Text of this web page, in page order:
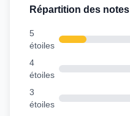
Répartition des notes
5
étoiles
4
étoiles
3
étoiles